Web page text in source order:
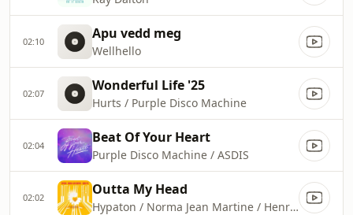
02:10 Apu vedd meg
Wellhello
02:07 Wonderful Life '25
Hurts / Purple Disco Machine
02:04 Beat Of Your Heart
Purple Disco Machine / ASDIS
02:02 Outta My Head
Hypaton / Norma Jean Martine / Henri PFR